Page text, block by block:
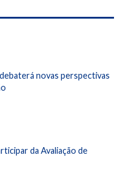
novas perspectivas
da Avaliação de